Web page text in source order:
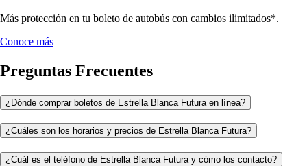
Más protección en tu boleto de autobús con cambios ilimitados*.
Conoce más
Preguntas Frecuentes
¿Dónde comprar boletos de Estrella Blanca Futura en línea?
¿Cuáles son los horarios y precios de Estrella Blanca Futura?
¿Cuál es el teléfono de Estrella Blanca Futura y cómo los contacto?